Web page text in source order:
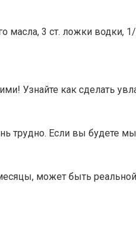
масла, 3 ст. ложки водки,
Узнайте как сделать
трудно. Если вы будете
может быть